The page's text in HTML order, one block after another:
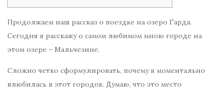
Продолжаем наш рассказ о поездке на озеро Гарда.
Сегодня я расскажу о самом любимом мною городе на
этом озере – Мальчезине.
Сложно четко сформулировать, почему я моментально
влюбилась в этот городок. Думаю, что это место